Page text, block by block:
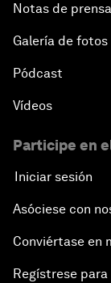
Notas de prensa
Galería de fotos
Pódcast
Vídeos
Participe en
Iniciar sesión
Asóciese con
Conviértase en
Regístrese